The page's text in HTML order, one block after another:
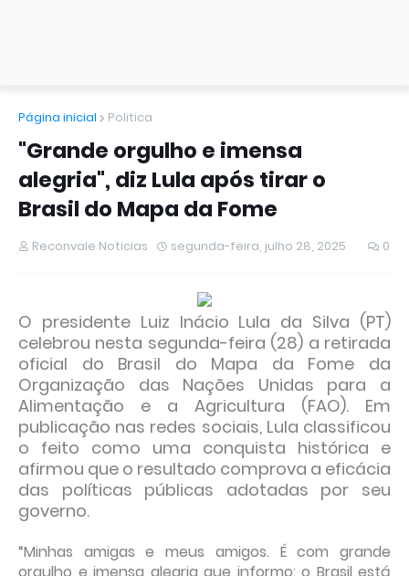
Página inicial Politica
"Grande orgulho e imensa
alegria", diz Lula após tirar o
Brasil do Mapa da Fome
Reconvale Noticias segunda-feira, julho 28, 2025 0
O presidente Luiz Inácio Lula da Silva (PT)
celebrou nesta segunda-feira (28) a retirada
oficial do Brasil do Mapa da Fome da
Organização das Nações Unidas para a
Alimentação e a Agricultura (FAO). Em
publicação nas redes sociais, Lula classificou
o feito como uma conquista histórica e
afirmou que o resultado comprova a eficácia
das políticas públicas adotadas por seu
governo.
“Minhas amigas e meus amigos. É com grande